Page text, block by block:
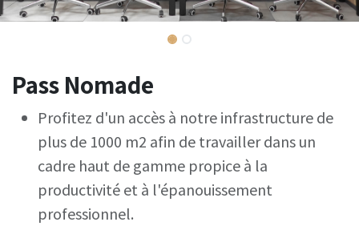
Pass Nomade
Profitez d'un accès à notre infrastructure de
plus de 1000 m2 afin de travailler dans un
cadre haut de gamme propice à la
productivité et à l'épanouissement
professionnel.